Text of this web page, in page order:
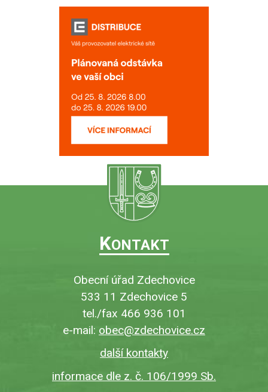
KONTAKT
Obecní úřad Zdechovice
533 11 Zdechovice 5
tel./fax 466 936 101
e-mail: obec@zdechovice.cz
další kontakty
informace dle z. č. 106/1999 Sb.